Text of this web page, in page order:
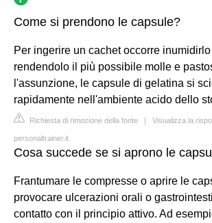
Come si prendono le capsule?
Per ingerire un cachet occorre
rendendolo il più possibile molle e
l'assunzione, le capsule di gelatina si
rapidamente nell'ambiente acido dello
Richiesta di rimozione della fonte | Visualizza la
personaltrainer.it
Cosa succede se si aprono le
Frantumare le compresse o aprire le
provocare ulcerazioni orali o
contatto con il principio attivo. Ad